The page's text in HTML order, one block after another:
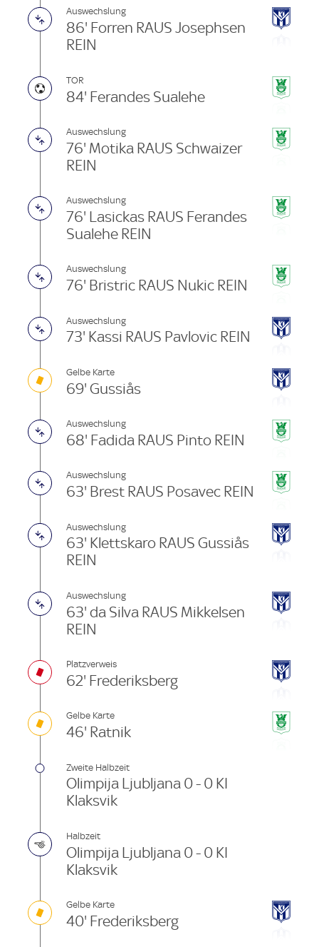
Auswechslung
86' Forren RAUS Josephsen
REIN
TOR
84' Ferandes Sualehe
Auswechslung
76' Motika RAUS Schwaizer
REIN
Auswechslung
76' Lasickas RAUS Ferandes
Sualehe REIN
Auswechslung
76' Bristric RAUS Nukic REIN
Auswechslung
73' Kassi RAUS Pavlovic REIN
Gelbe Karte
69' Gussiås
Auswechslung
68' Fadida RAUS Pinto REIN
Auswechslung
63' Brest RAUS Posavec REIN
Auswechslung
63' Klettskaro RAUS Gussiås
REIN
Auswechslung
63' da Silva RAUS Mikkelsen
REIN
Platzverweis
62' Frederiksberg
Gelbe Karte
46' Ratnik
Zweite Halbzeit
Olimpija Ljubljana 0 - 0 KI
Klaksvik
Halbzeit
Olimpija Ljubljana 0 - 0 KI
Klaksvik
Gelbe Karte
40' Frederiksberg